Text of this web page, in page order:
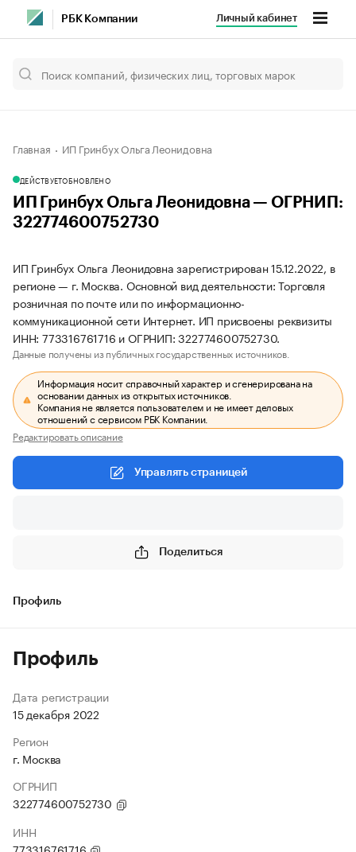
РБК Компании Личный кабинет
Главная ИП Гринбух Ольга Леонидовна
ДЕЙСТВУЕТОБНОВЛЕНО
ИП Гринбух Ольга Леонидовна — ОГРНИП:
322774600752730
ИП Гринбух Ольга Леонидовна зарегистрирован 15.12.2022, в
регионе — г. Москва. Основной вид деятельности: Торговля
розничная по почте или по информационно-
коммуникационной сети Интернет. ИП присвоены реквизиты
ИНН: 773316761716 и ОГРНИП: 322774600752730.
Данные получены из публичных государственных источников.
Информация носит справочный характер и сгенерирована на
основании данных из открытых источников.
Компания не является пользователем и не имеет деловых
отношений с сервисом РБК Компании.
Редактировать описание
Управлять страницей
Поделиться
Профиль
Профиль
Дата регистрации
15 декабря 2022
Регион
г. Москва
ОГРНИП
322774600752730
ИНН